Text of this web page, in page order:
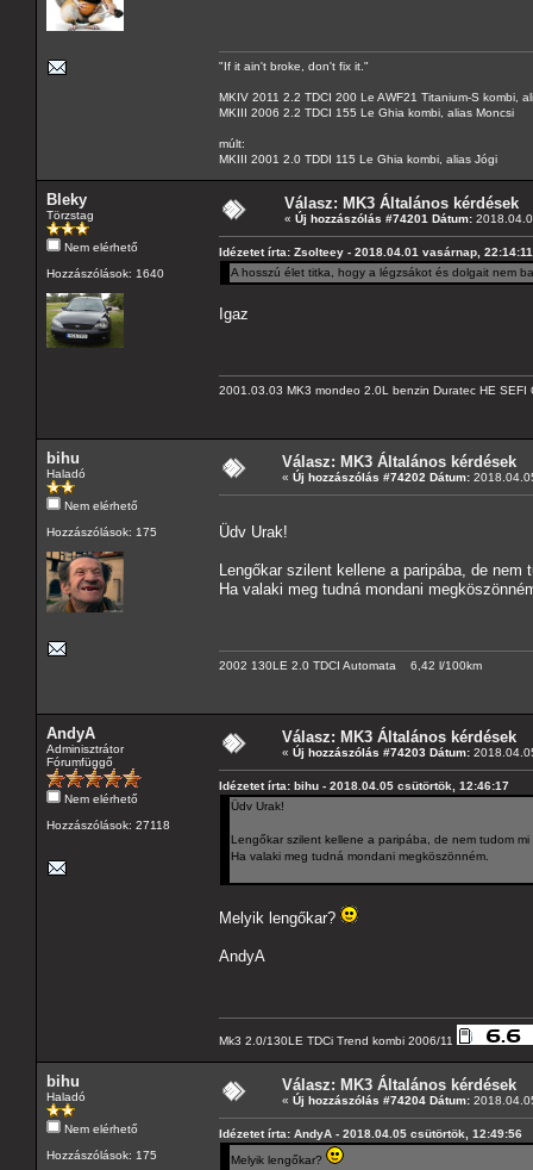
"If it ain't broke, don't fix it."
MKIV 2011 2.2 TDCI 200 Le AWF21 Titanium-S kombi,
MKIII 2006 2.2 TDCI 155 Le Ghia kombi, alias Moncsi
múlt:
MKIII 2001 2.0 TDDI 115 Le Ghia kombi, alias Jógi
Bleky
Törzstag
Nem elérhető
Hozzászólások: 1640
Válasz: MK3 Általános kérdések
« Új hozzászólás #74201 Dátum:
Idézetet írta: Zsolteey - 2018.04.01 vasárnap, 22:14:11
A hosszú élet titka, hogy a légzsákot és dolgait nem
Igaz
2001.03.03 MK3 mondeo 2.0L benzin Duratec HE
bihu
Haladó
Nem elérhető
Hozzászólások: 175
Válasz: MK3 Általános kérdések
« Új hozzászólás #74202 Dátum:
Üdv Urak!
Lengőkar szilent kellene a paripába, de
Ha valaki meg tudná mondani
2002 130LE 2.0 TDCI Automata 6,42 l/100km
AndyA
Adminisztrátor
Fórumfüggő
Nem elérhető
Hozzászólások: 27118
Válasz: MK3 Általános kérdések
« Új hozzászólás #74203 Dátum:
Idézetet írta: bihu - 2018.04.05 csütörtök, 12:46:17
Üdv Urak!
Lengőkar szilent kellene a paripába, de nem tudom
Ha valaki meg tudná mondani megköszönném.
Melyik lengőkar?
AndyA
Mk3 2.0/130LE TDCi Trend kombi 2006/11
bihu
Haladó
Nem elérhető
Hozzászólások: 175
Válasz: MK3 Általános kérdések
« Új hozzászólás #74204 Dátum:
Idézetet írta: AndyA - 2018.04.05 csütörtök, 12:49:56
Melyik lengőkar?